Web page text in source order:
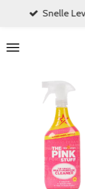
naar
hoofdinhoud
Snelle